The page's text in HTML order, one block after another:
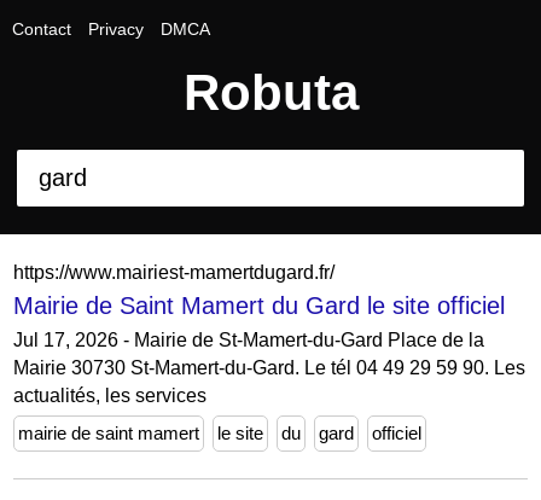
Contact Privacy DMCA
Robuta
https://www.mairiest-mamertdugard.fr/
Mairie de Saint Mamert du Gard le site officiel
Jul 17, 2026 - Mairie de St-Mamert-du-Gard Place de la
Mairie 30730 St-Mamert-du-Gard. Le tél 04 49 29 59 90. Les
actualités, les services
mairie de saint mamert
le site du gard officiel